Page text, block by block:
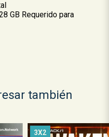
GB Requerido para
también
3X2